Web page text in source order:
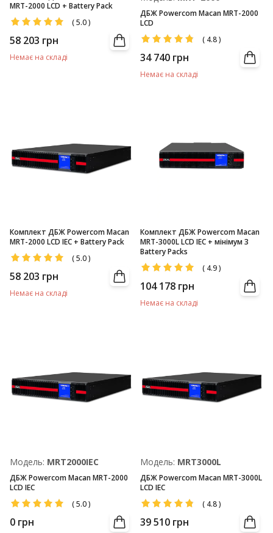
MRT-2000 LCD + Battery Pack
(5.0)
58 203 грн
Немає на складі
ДБЖ Powercom Macan MRT-2000
LCD
( 4.8)
34 740 грн
Немає на складі
Комплект ДБЖ Powercom Macan
MRT-2000 LCD IEC + Battery Pack
(5.0)
58 203 грн
Немає на складі
Комплект ДБЖ Powercom Macan
MRT-3000L LCD IEC + мінімум 3
Battery Packs
( 4.9)
104 178 грн
Немає на складі
Модель: MRT2000IEC
ДБЖ Powercom Macan MRT-2000
LCD IEC
(5.0)
0 грн
Модель: MRT3000L
ДБЖ Powercom Macan MRT-3000L
LCD IEC
( 4.8)
39 510 грн